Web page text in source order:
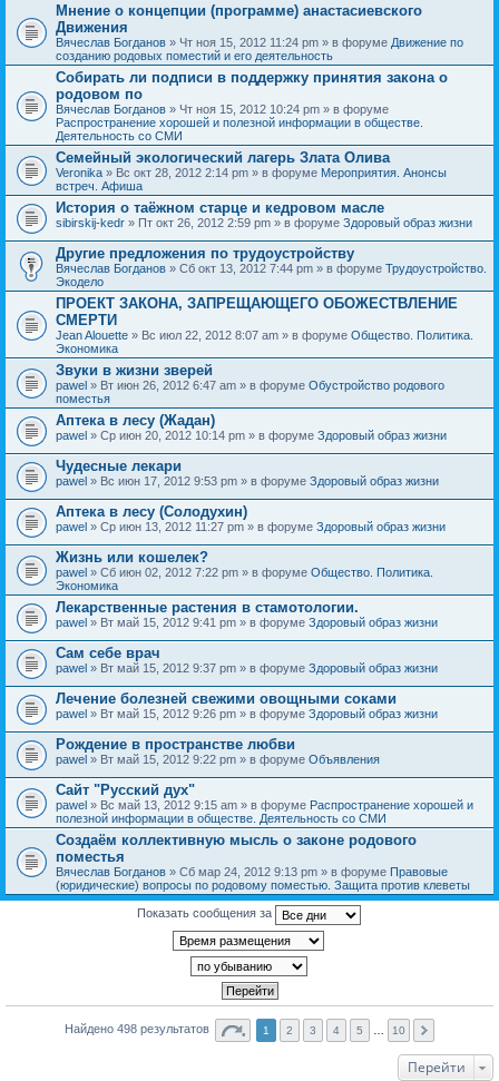
Мнение о концепции (программе) анастасиевского
Движения
Вячеслав Богданов » Чт ноя 15, 2012 11:24 pm » в форуме Движение по
созданию родовых поместий и его деятельность
Собирать ли подписи в поддержку принятия закона о
родовом по
Вячеслав Богданов » Чт ноя 15, 2012 10:24 pm » в форуме
Распространение хорошей и полезной информации в обществе.
Деятельность со СМИ
Семейный экологический лагерь Злата Олива
Veronika » Вс окт 28, 2012 2:14 pm » в форуме Мероприятия. Анонсы
встреч. Афиша
История о таёжном старце и кедровом масле
sibirskij-kedr » Пт окт 26, 2012 2:59 pm » в форуме Здоровый образ жизни
Другие предложения по трудоустройству
Вячеслав Богданов » Сб окт 13, 2012 7:44 pm » в форуме Трудоустройство.
Экодело
ПРОЕКТ ЗАКОНА, ЗАПРЕЩАЮЩЕГО ОБОЖЕСТВЛЕНИЕ
СМЕРТИ
Jean Alouette » Вс июл 22, 2012 8:07 am » в форуме Общество. Политика.
Экономика
Звуки в жизни зверей
pawel » Вт июн 26, 2012 6:47 am » в форуме Обустройство родового
поместья
Аптека в лесу (Жадан)
pawel » Ср июн 20, 2012 10:14 pm » в форуме Здоровый образ жизни
Чудесные лекари
pawel » Вс июн 17, 2012 9:53 pm » в форуме Здоровый образ жизни
Аптека в лесу (Солодухин)
pawel » Ср июн 13, 2012 11:27 pm » в форуме Здоровый образ жизни
Жизнь или кошелек?
pawel » Сб июн 02, 2012 7:22 pm » в форуме Общество. Политика.
Экономика
Лекарственные растения в стамотологии.
pawel » Вт май 15, 2012 9:41 pm » в форуме Здоровый образ жизни
Сам себе врач
pawel » Вт май 15, 2012 9:37 pm » в форуме Здоровый образ жизни
Лечение болезней свежими овощными соками
pawel » Вт май 15, 2012 9:26 pm » в форуме Здоровый образ жизни
Рождение в пространстве любви
pawel » Вт май 15, 2012 9:22 pm » в форуме Объявления
Сайт "Русский дух"
pawel » Вс май 13, 2012 9:15 am » в форуме Распространение хорошей и
полезной информации в обществе. Деятельность со СМИ
Создаём коллективную мысль о законе родового
поместья
Вячеслав Богданов » Сб мар 24, 2012 9:13 pm » в форуме Правовые
(юридические) вопросы по родовому поместью. Защита против клеветы
Показать сообщения за
Найдено 498 результатов 1 2 3 4 5 10
Перейти